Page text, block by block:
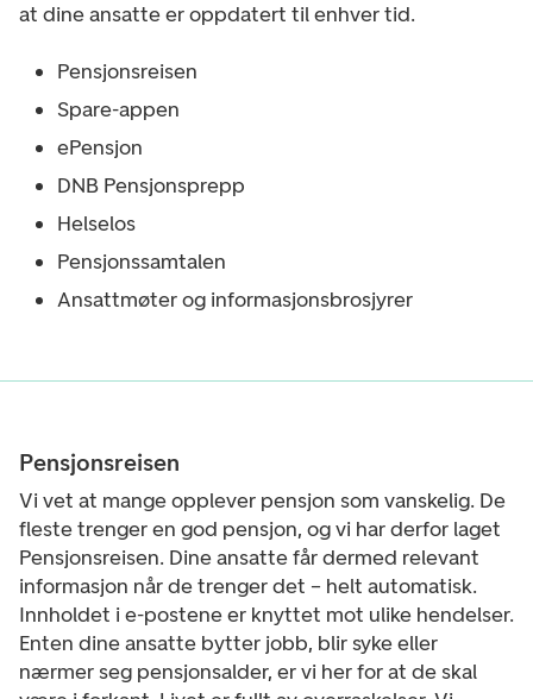
at dine ansatte er oppdatert til enhver tid.
Pensjonsreisen
Spare-appen
ePensjon
DNB Pensjonsprepp
Helselos
Pensjonssamtalen
Ansattmøter og informasjonsbrosjyrer
Pensjonsreisen
Vi vet at mange opplever pensjon som vanskelig. De
fleste trenger en god pensjon, og vi har derfor laget
Pensjonsreisen. Dine ansatte får dermed relevant
informasjon når de trenger det – helt automatisk.
Innholdet i e-postene er knyttet mot ulike hendelser.
Enten dine ansatte bytter jobb, blir syke eller
nærmer seg pensjonsalder, er vi her for at de skal